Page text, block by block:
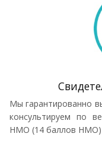
Мы гарантированно
консультируем по
НМО (14 баллов НМО)